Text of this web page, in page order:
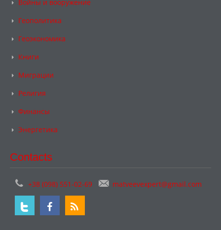
Войны и вооружение
Геополитика
Геоэкономика
Книги
Миграции
Религия
Финансы
Энергетика
Contacts
+38 (098) 551-02-69 matveevexpert@gmail.com